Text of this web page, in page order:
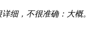
细，不很准确：大概。